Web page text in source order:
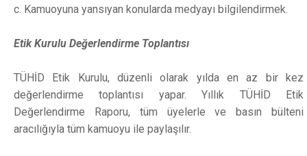
c. Kamuoyuna yansıyan konularda medyayı bilgilendirmek.
Etik Kurulu Değerlendirme Toplantısı
TÜHİD Etik Kurulu, düzenli olarak yılda en az bir kez
değerlendirme toplantısı yapar. Yıllık TÜHİD Etik
Değerlendirme Raporu, tüm üyelerle ve basın bülteni
aracılığıyla tüm kamuoyu ile paylaşılır.